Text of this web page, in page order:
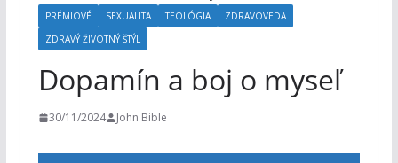
h
PRÉMIOVÉ SEXUALITA TEOLÓGIA
ZDRAVOVEDA
ZDRAVÝ ŽIVOTNÝ ŠTÝL
Dopamín a boj o myseľ
30/11/2024 John Bible